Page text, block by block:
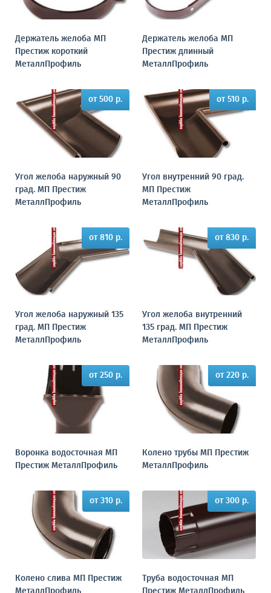
Держатель желоба МП
Престиж короткий
МеталлПрофиль
Держатель желоба МП
Престиж длинный
МеталлПрофиль
от 500 р.
Угол желоба наружный 90
град. МП Престиж
МеталлПрофиль
от 510 р.
Угол внутренний 90 град.
МП Престиж
МеталлПрофиль
от 810 р.
Угол желоба наружный 135
град. МП Престиж
МеталлПрофиль
от 830 р.
Угол желоба внутренний
135 град. МП Престиж
МеталлПрофиль
от 250 р.
Воронка водосточная МП
Престиж МеталлПрофиль
от 220 р.
Колено трубы МП Престиж
МеталлПрофиль
от 310 р.
Колено слива МП Престиж
от 300 р.
Труба водосточная МП